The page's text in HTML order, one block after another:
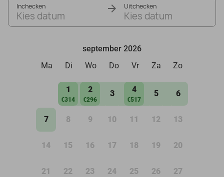
Inchecken
Kies datum
Uitchecken
Kies datum
september 2026
Ma
Di Wo Do Vr Za Zo
1
€314
2
€296
3 4
€517
5 6
7 8 9 10 11 12 13
14 15 16 17 18 19 20
21 22 23 24 25 26 27